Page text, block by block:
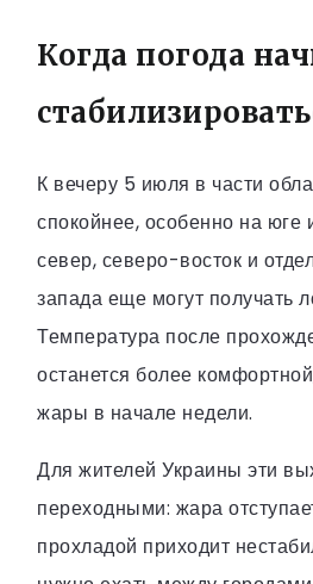
Когда погода
К вечеру 5 июля в части
спокойнее, особенно на юге
север, северо-восток и
запада еще могут получать
Температура после
останется более
жары в начале недели.
Для жителей Украины эти
переходными: жара
прохладой приходит